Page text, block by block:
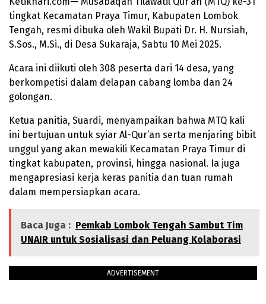
tingkat Kecamatan Praya Timur, Kabupaten Lombok
Tengah, resmi dibuka oleh Wakil Bupati Dr. H. Nursiah,
S.Sos., M.Si., di Desa Sukaraja, Sabtu 10 Mei 2025.
Acara ini diikuti oleh 308 peserta dari 14 desa, yang
berkompetisi dalam delapan cabang lomba dan 24
golongan.
Ketua panitia, Suardi, menyampaikan bahwa MTQ kali
ini bertujuan untuk syiar Al-Qur’an serta menjaring bibit
unggul yang akan mewakili Kecamatan Praya Timur di
tingkat kabupaten, provinsi, hingga nasional. Ia juga
mengapresiasi kerja keras panitia dan tuan rumah
dalam mempersiapkan acara.
Baca Juga : Pemkab Lombok Tengah Sambut Tim
UNAIR untuk Sosialisasi dan Peluang Kolaborasi
ADVERTISEMENT